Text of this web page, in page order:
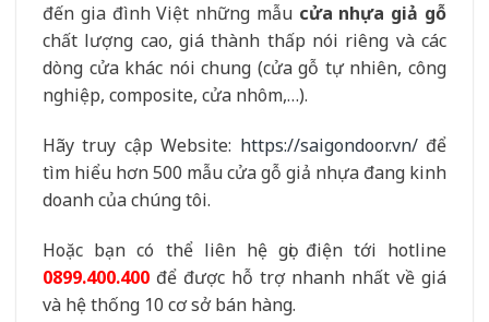
đến gia đình Việt những mẫu cửa nhựa giả gỗ
chất lượng cao, giá thành thấp nói riêng và các
dòng cửa khác nói chung (cửa gỗ tự nhiên, công
nghiệp, composite, cửa nhôm,…).
Hãy truy cập Website: https://saigondoor.vn/để
tìm hiểu hơn 500 mẫu cửa gỗ giả nhựa đang kinh
doanh của chúng tôi.
Hoặc bạn có thể liên hệ gọi điện tới hotline
0899.400.400 để được hỗ trợ nhanh nhất về giá
và hệ thống 10 cơ sở bán hàng.